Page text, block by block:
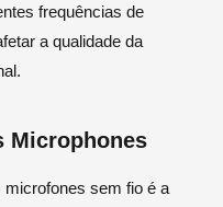
frequências de
a qualidade da
Microphones
sem fio é a